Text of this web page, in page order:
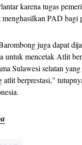
karena tugas
PAD bagi
juga dapat
untuk mencetak Atlit
Sulawesi selatan
atlit berprestasi,"